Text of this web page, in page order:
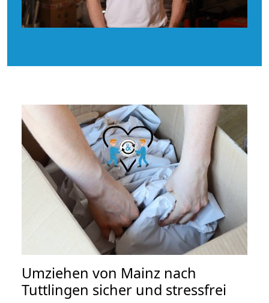
Umziehen von Mainz nach
Tuttlingen sicher und stressfrei